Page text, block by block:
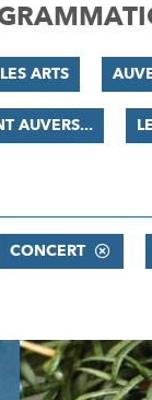
ARTS
AUVERS...
CONCERT